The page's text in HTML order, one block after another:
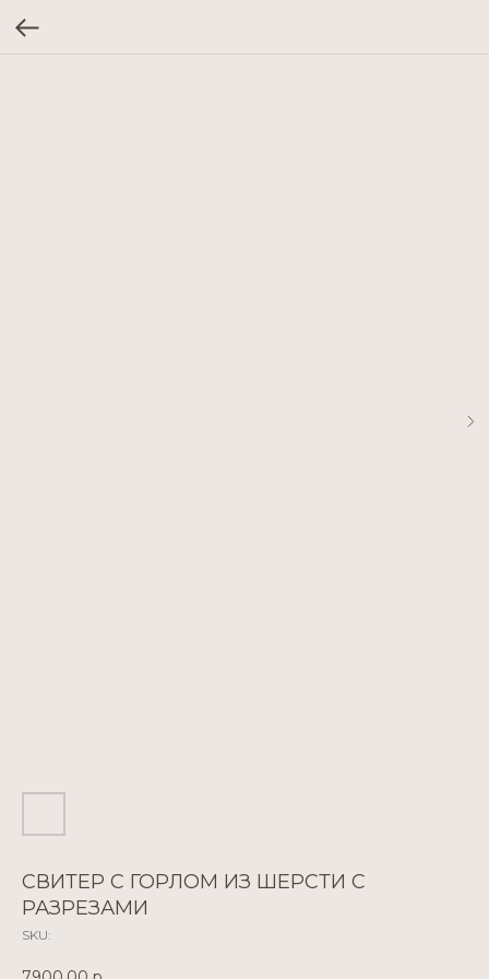
СВИТЕР С ГОРЛОМ ИЗ ШЕРСТИ С
РАЗРЕЗАМИ
SKU: